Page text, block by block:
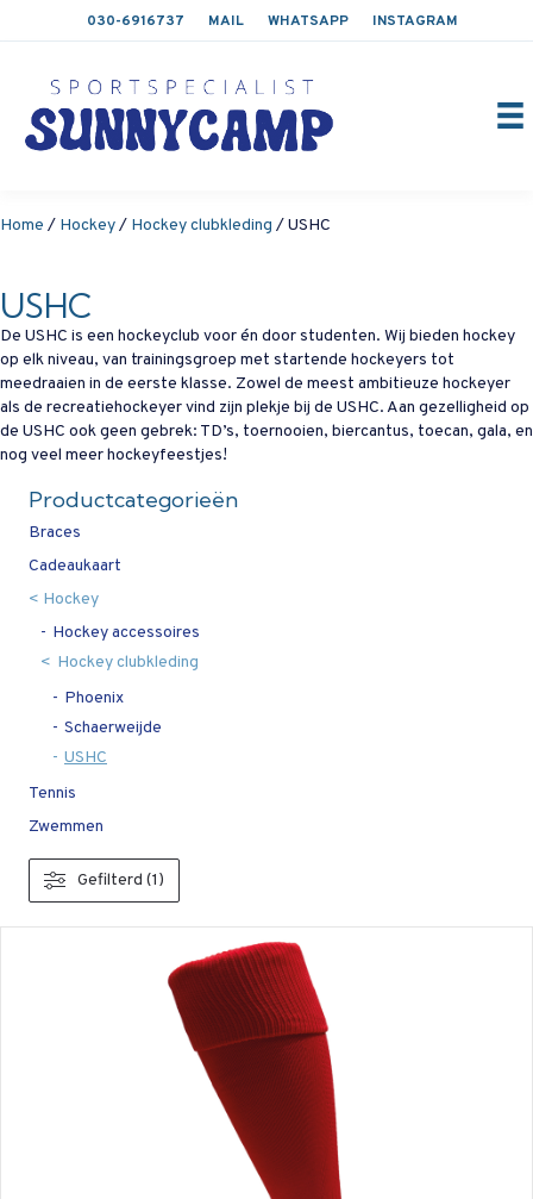
030-6916737 MAIL WHATSAPP INSTAGRAM
Home / Hockey/ Hockey clubkleding / USHC
USHC
De USHC is een hockeyclub voor én door studenten. Wij bieden hockey
op elk niveau, van trainingsgroep met startende hockeyers tot
meedraaien in de eerste klasse. Zowel de meest ambitieuze hockeyer
als de recreatiehockeyer vind zijn plekje bij de USHC. Aan gezelligheid op
de USHC ook geen gebrek: TD’s, toernooien, biercantus, toecan, gala, en
nog veel meer hockeyfeestjes!
Productcategorieën
Braces
Cadeaukaart
Hockey
Hockey accessoires
Hockey clubkleding
Phoenix
Schaerweijde
USHC
Tennis
Zwemmen
Gefilterd (1)